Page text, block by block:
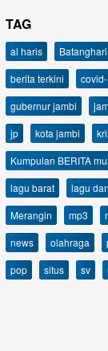
TAG
al haris Batanghari
berita terkini
gubernur jambi
jp
kota jambi
Kumpulan BERITA
lagu barat
lagu
Merangin
mp3
news
olahraga
pop
situs sv